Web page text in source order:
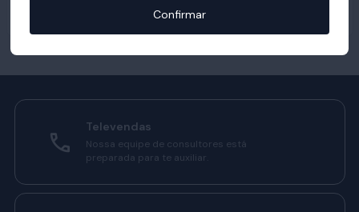
Televendas
Nossa equipe de consultores está
preparada para te auxiliar.
Confirmar